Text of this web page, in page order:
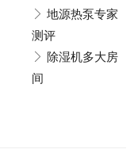
地源热泵专家
测评
除湿机多大房
间